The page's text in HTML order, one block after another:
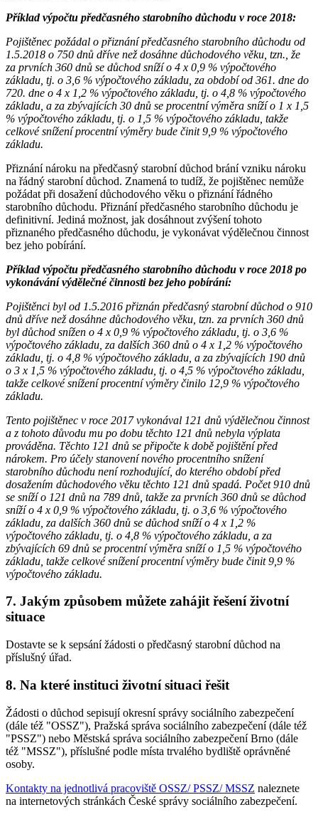
Příklad výpočtu předčasného starobního důchodu v roce 2018:
Pojištěnec požádal o přiznání předčasného starobního důchodu od
1.5.2018 o 750 dnů dříve než dosáhne důchodového věku, tzn., že
za prvních 360 dnů se důchod sníží o 4 x 0,9 % výpočtového
základu, tj. o 3,6 % výpočtového základu, za období od 361. dne do
720. dne o 4 x 1,2 % výpočtového základu, tj. o 4,8 % výpočtového
základu, a za zbývajících 30 dnů se procentní výměra sníží o 1 x 1,5
% výpočtového základu, tj. o 1,5 % výpočtového základu, takže
celkové snížení procentní výměry bude činit 9,9 % výpočtového
základu.
Přiznání nároku na předčasný starobní důchod brání vzniku nároku
na řádný starobní důchod. Znamená to tudíž, že pojištěnec nemůže
požádat při dosažení důchodového věku o přiznání řádného
starobního důchodu. Přiznání předčasného starobního důchodu je
definitivní. Jediná možnost, jak dosáhnout zvýšení tohoto
přiznaného předčasného důchodu, je vykonávat výdělečnou činnost
bez jeho pobírání.
Příklad výpočtu předčasného starobního důchodu v roce 2018 po
vykonávání výdělečné činnosti bez jeho pobírání:
Pojištěnci byl od 1.5.2016 přiznán předčasný starobní důchod o 910
dnů dříve než dosáhne důchodového věku, tzn. za prvních 360 dnů
byl důchod snížen o 4 x 0,9 % výpočtového základu, tj. o 3,6 %
výpočtového základu, za dalších 360 dnů o 4 x 1,2 % výpočtového
základu, tj. o 4,8 % výpočtového základu, a za zbývajících 190 dnů
o 3 x 1,5 % výpočtového základu, tj. o 4,5 % výpočtového základu,
takže celkové snížení procentní výměry činilo 12,9 % výpočtového
základu.
Tento pojištěnec v roce 2017 vykonával 121 dnů výdělečnou činnost
a z tohoto důvodu mu po dobu těchto 121 dnů nebyla výplata
prováděna. Těchto 121 dnů se připočte k době pojištění před
nárokem. Pro účely stanovení nového procentního snížení
starobního důchodu není rozhodující, do kterého období před
dosažením důchodového věku těchto 121 dnů spadá. Počet 910 dnů
se sníží o 121 dnů na 789 dnů, takže za prvních 360 dnů se důchod
sníží o 4 x 0,9 % výpočtového základu, tj. o 3,6 % výpočtového
základu, za dalších 360 dnů se důchod sníží o 4 x 1,2 %
výpočtového základu, tj. o 4,8 % výpočtového základu, a za
zbývajících 69 dnů se procentní výměra sníží o 1,5 % výpočtového
základu, takže celkové snížení procentní výměry bude činit 9,9 %
výpočtového základu.
7. Jakým způsobem můžete zahájit řešení životní
situace
Dostavte se k sepsání žádosti o předčasný starobní důchod na
příslušný úřad.
8. Na které instituci životní situaci řešit
Žádosti o důchod sepisují okresní správy sociálního zabezpečení
(dále též "OSSZ"), Pražská správa sociálního zabezpečení (dále též
"PSSZ") nebo Městská správa sociálního zabezpečení Brno (dále
též "MSSZ"), příslušné podle místa trvalého bydliště oprávněné
osoby.
Kontakty na jednotlivá pracoviště OSSZ/ PSSZ/ MSSZ naleznete
na internetových stránkách České správy sociálního zabezpečení.